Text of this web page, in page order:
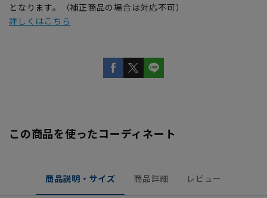
となります。（補正商品の場合は対応不可）
詳しくはこちら
この商品を使ったコーディネート
商品説明・サイズ 商品詳細 レビュー